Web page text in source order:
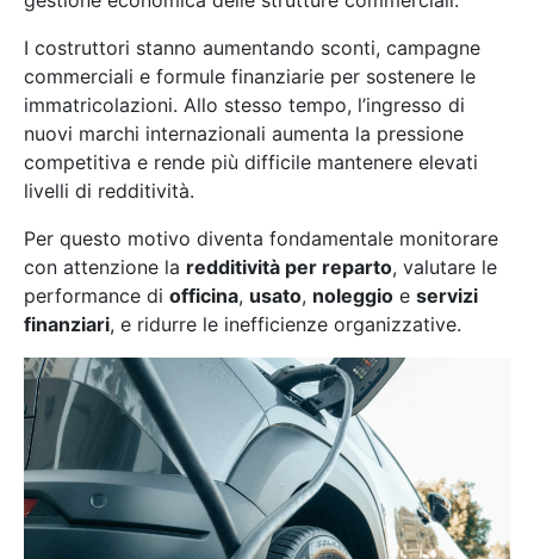
I costruttori stanno aumentando sconti, campagne
commerciali e formule finanziarie per sostenere le
immatricolazioni. Allo stesso tempo, l’ingresso di
nuovi marchi internazionali aumenta la pressione
competitiva e rende più difficile mantenere elevati
livelli di redditività.
Per questo motivo diventa fondamentale monitorare
con attenzione la redditività per reparto, valutare le
performance di officina, usato, noleggio e servizi
finanziari, e ridurre le inefficienze organizzative.